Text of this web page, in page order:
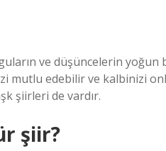
ve düşüncelerin yoğun
mutlu edebilir ve kalbinizi
şiirleri de vardır.
şiir?